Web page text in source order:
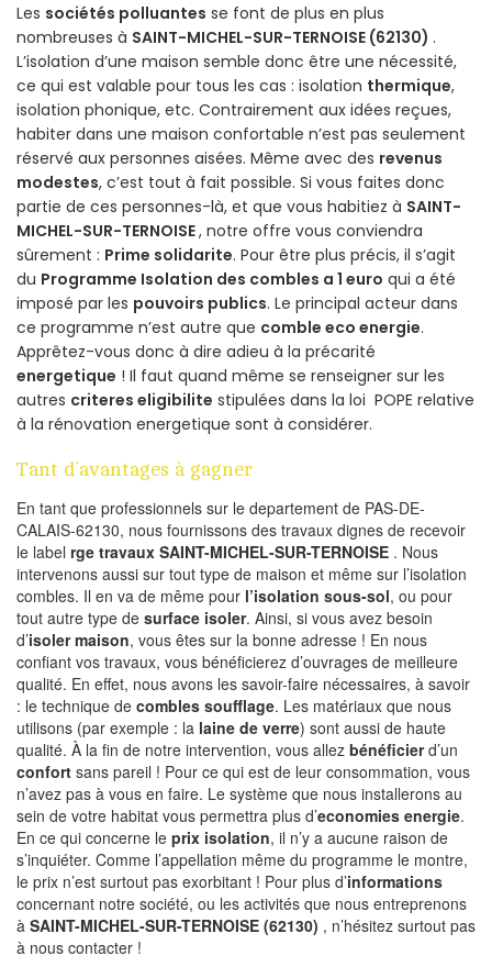
Les sociétés polluantes se font de plus en plus
nombreuses à SAINT-MICHEL-SUR-TERNOISE (62130) .
L’isolation d’une maison semble donc être une nécessité,
ce qui est valable pour tous les cas : isolation thermique,
isolation phonique, etc. Contrairement aux idées reçues,
habiter dans une maison confortable n’est pas seulement
réservé aux personnes aisées. Même avec des revenus
modestes, c’est tout à fait possible. Si vous faites donc
partie de ces personnes-là, et que vous habitiez à SAINT-
MICHEL-SUR-TERNOISE, notre offre vous conviendra
sûrement : Prime solidarite. Pour être plus précis, il s’agit
du Programme Isolation des combles a 1 euro qui a été
imposé par les pouvoirs publics. Le principal acteur dans
ce programme n’est autre que comble eco energie.
Apprêtez-vous donc à dire adieu à la précarité
energetique ! Il faut quand même se renseigner sur les
autres criteres eligibilite stipulées dans la loi POPE relative
à la rénovation energetique sont à considérer.
Tant d’avantages à gagner
En tant que professionnels sur le departement de PAS-DE-
CALAIS-62130, nous fournissons des travaux dignes de recevoir
le label rge travaux SAINT-MICHEL-SUR-TERNOISE . Nous
intervenons aussi sur tout type de maison et même sur l’isolation
combles. Il en va de même pour l’isolation sous-sol, ou pour
tout autre type de surface isoler. Ainsi, si vous avez besoin
d’isoler maison, vous êtes sur la bonne adresse ! En nous
confiant vos travaux, vous bénéficierez d’ouvrages de meilleure
qualité. En effet, nous avons les savoir-faire nécessaires, à savoir
: le technique de combles soufflage. Les matériaux que nous
utilisons (par exemple : la laine de verre) sont aussi de haute
qualité. À la fin de notre intervention, vous allez bénéficierd’un
confort sans pareil ! Pour ce qui est de leur consommation, vous
n’avez pas à vous en faire. Le système que nous installerons au
sein de votre habitat vous permettra plus d’economies energie.
En ce qui concerne le prix isolation, il n’y a aucune raison de
s’inquiéter. Comme l’appellation même du programme le montre,
le prix n’est surtout pas exorbitant ! Pour plus d’informations
concernant notre société, ou les activités que nous entreprenons
à SAINT-MICHEL-SUR-TERNOISE (62130) , n’hésitez surtout pas
à nous contacter !